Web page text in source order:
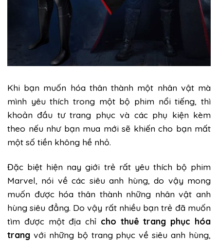
Khi bạn muốn hóa thân thành một nhân vật mà
mình yêu thích trong một bộ phim nổi tiếng, thì
khoản đầu tư trang phục và các phụ kiện kèm
theo nếu như bạn mua mới sẽ khiến cho bạn mất
một số tiền không hề nhỏ.
Đặc biệt hiện nay giới trẻ rất yêu thích bộ phim
Marvel, nói về các siêu anh hùng, do vậy mong
muốn được hóa thân thành những nhân vật anh
hùng siêu đẳng. Do vậy rất nhiều bạn trẻ đã muốn
tìm được một địa chỉ cho thuê trang phục hóa
trang với những bộ trang phục về siêu anh hùng,